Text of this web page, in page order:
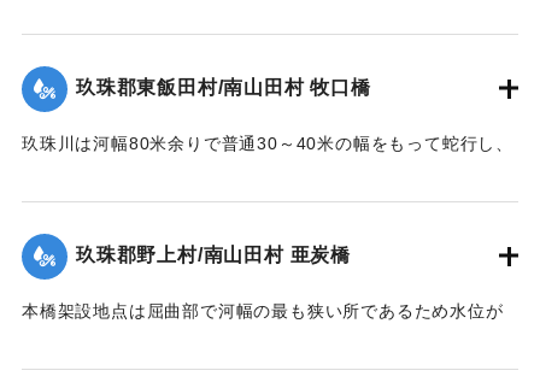
1953/6/26｜固有コード:
に漸次洗掘され、又上流牧口橋橋材が激突して右岸側4経間を
残し他は全部流失した。その後左岸堤防に流木が激突破堤し
堤内を本流の如く流れたため洗掘された部分に再び土砂が堆
は無事であった。
【出典：昭和28年西日本水害調査報告書（土木学会西部支部,
｜固有コード:
玖珠郡東飯田村/南山田村 牧口橋
玖珠川は河幅80米余りで普通30～40米の幅をもって蛇行し、
なってくる。それで過年のデーラ、ルース、キジア等比較的
大きかった洪水にしても冠水程度の右岸側木造部高水敷も今
回は水衝部と化し、上流の橋材及び立木等が流れかかり、河
ン流失、残り2スパンは第1、第2木造橋脚が下流に30度余傾
玖珠郡野上村/南山田村 亜炭橋
本橋架設地点は屈曲部で河幅の最も狭い所であるため水位が
橋脚転倒押流された。尚橋脚は20米下流に残存していた。